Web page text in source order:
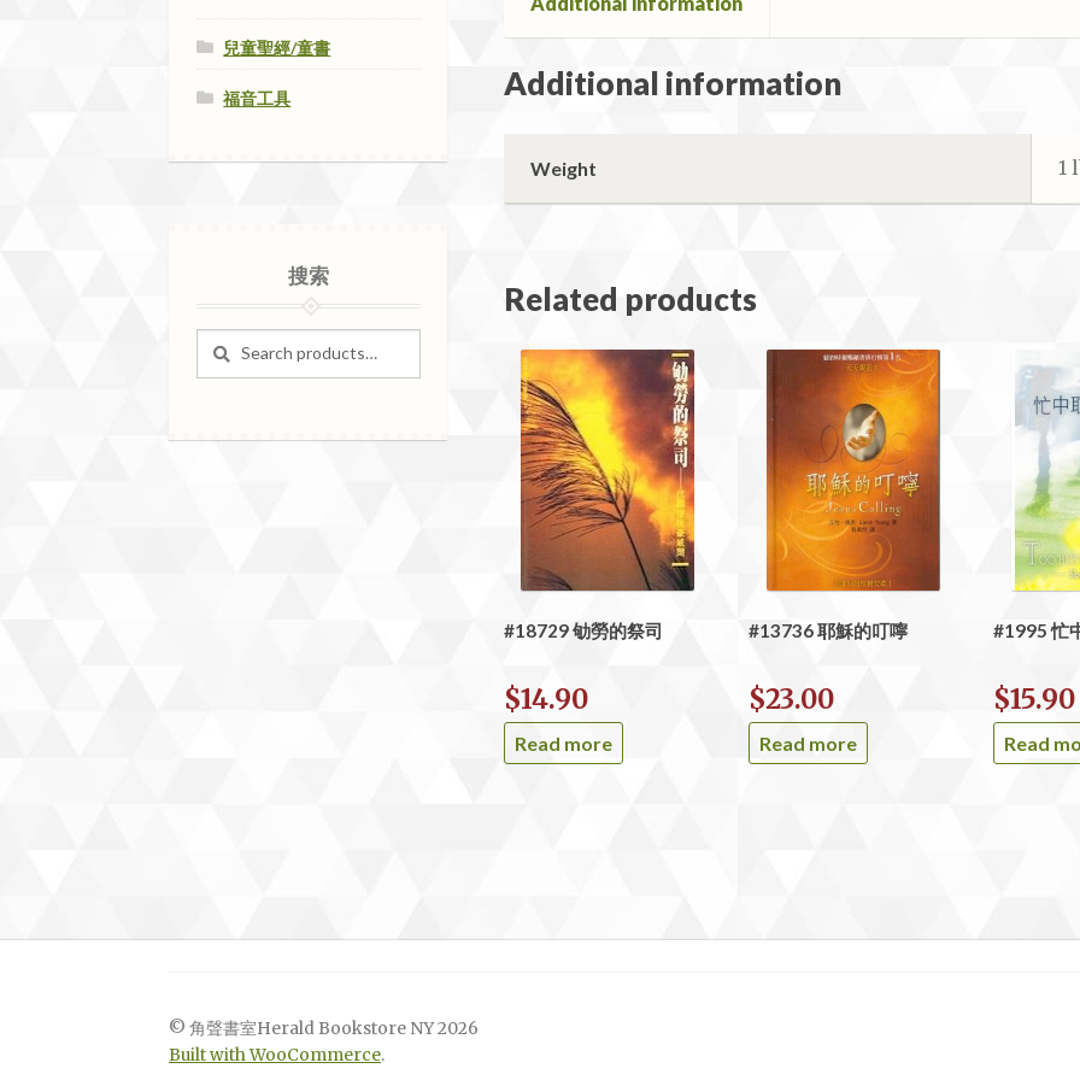
Additional information
Weight 1
Related products
#18729 劬勞的祭司
$14.90
Read more
#13736 耶穌的叮嚀
$23.00
Read more
#1995 忙
$15.90
Read
兒童聖經/童書
福音工具
搜索
© 角聲書室Herald Bookstore NY 2026
Built with WooCommerce.